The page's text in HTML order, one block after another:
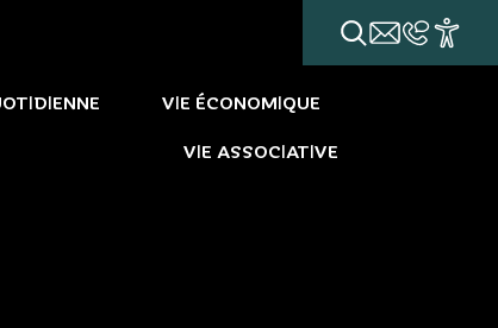
VIE ÉCONOMIQUE
VIE ASSOCIATIVE